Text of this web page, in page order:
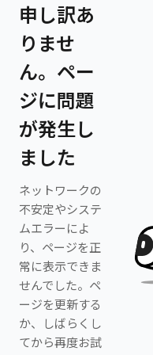
申し訳あ
りませ
ん。ペー
ジに問題
が発生し
ました
ネットワークの
不安定やシステ
ムエラーによ
り、ページを正
常に表示できま
せんでした。ペ
ージを更新する
か、しばらくし
てから再度お試